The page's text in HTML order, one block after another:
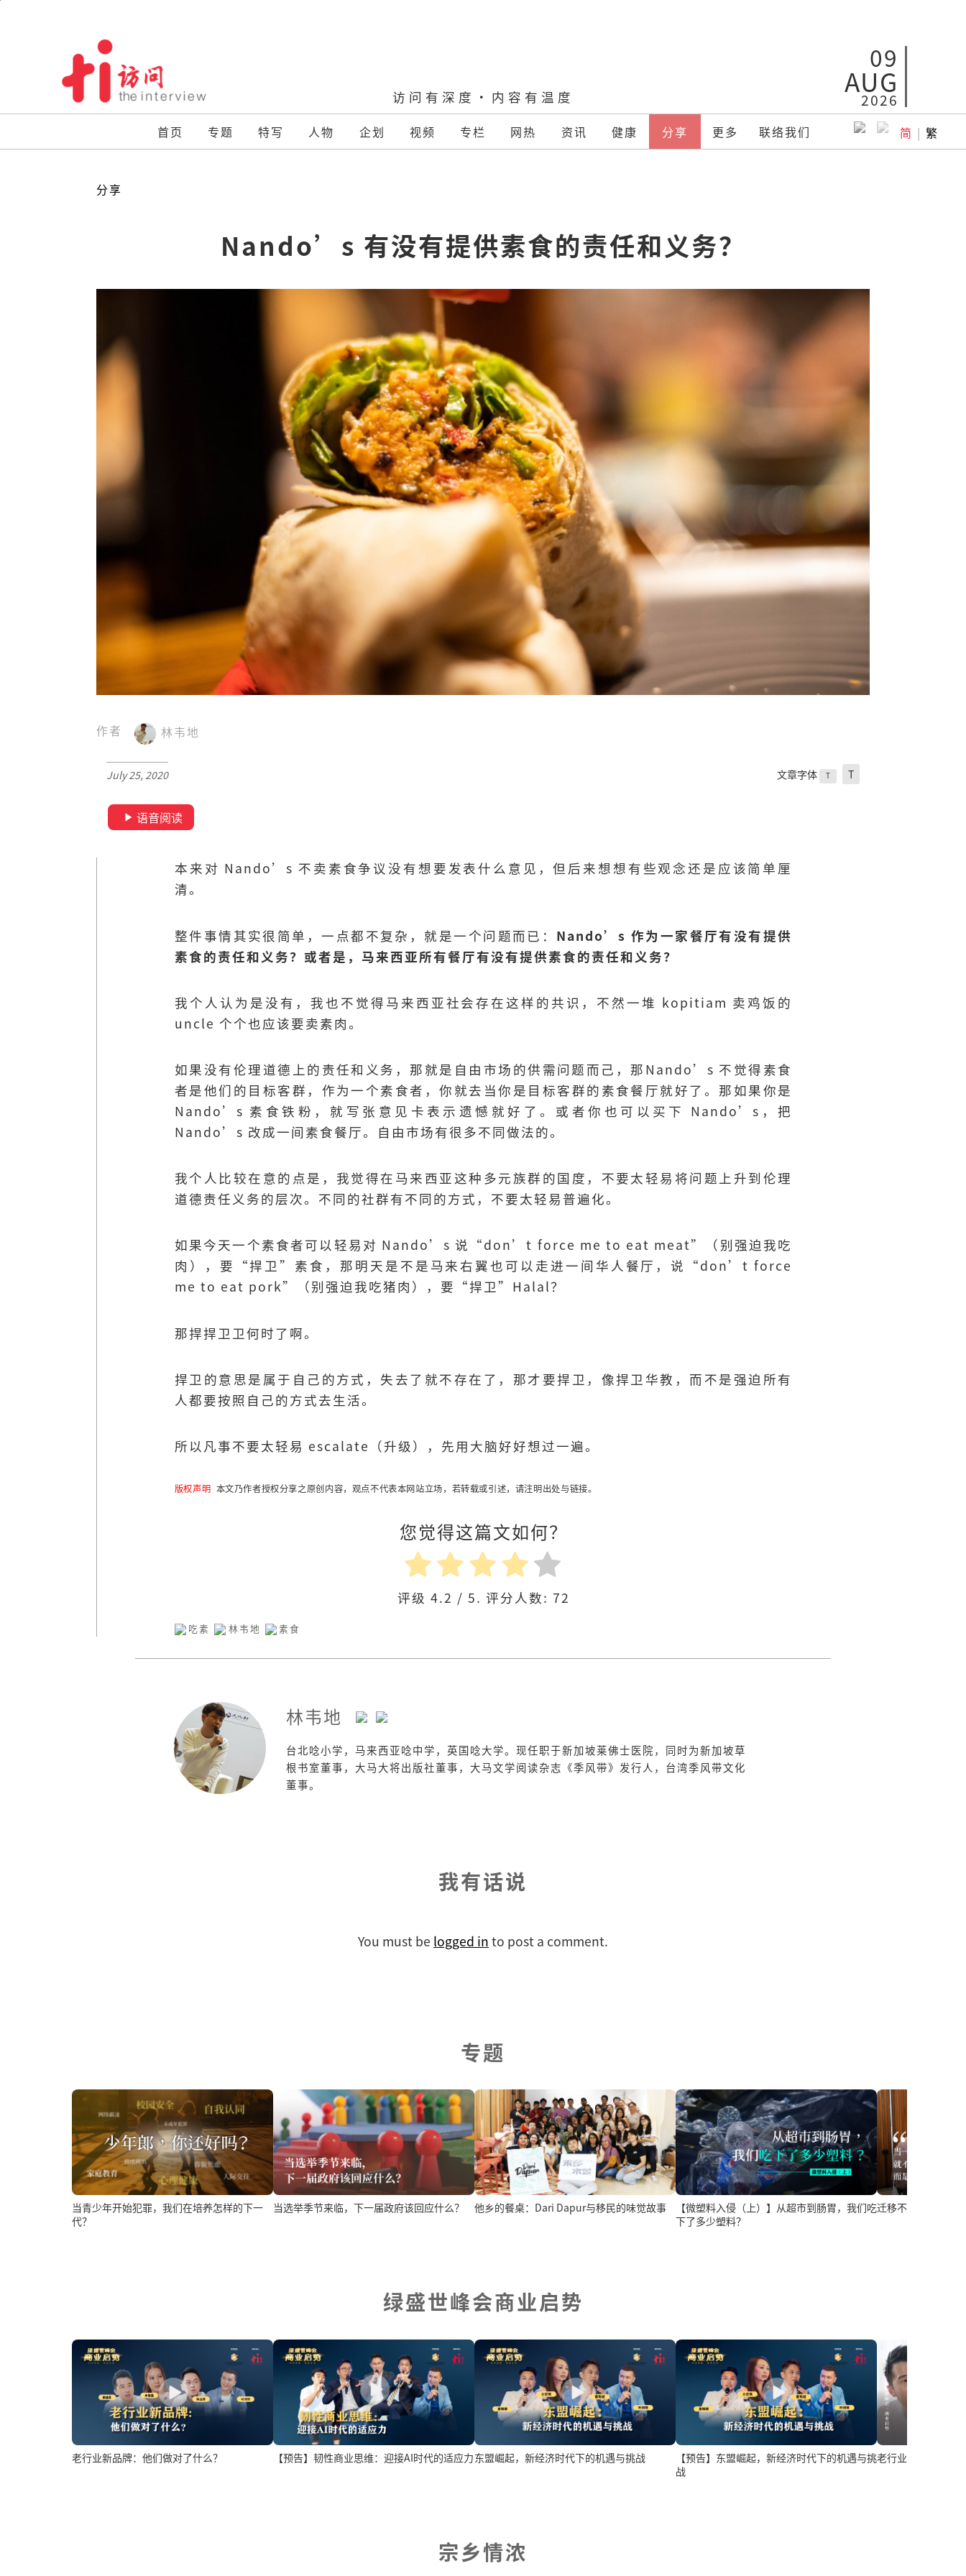
访问有深度·内容有温度
09
AUG
2026
首页 专题 特写 人物 企划 视频 专栏 网热 资讯 健康 分享 更多 联络我们 简 | 繁
分享
Nando’s 有没有提供素食的责任和义务？
作者 林韦地
July 25, 2020 文章字体 T T
语音阅读
本来对 Nando’s 不卖素食争议没有想要发表什么意见，但后来想想有些观念还是应该简单厘
清。
整件事情其实很简单，一点都不复杂，就是一个问题而已： Nando’s 作为一家餐厅有没有提供
素食的责任和义务？或者是，马来西亚所有餐厅有没有提供素食的责任和义务？
我个人认为是没有，我也不觉得马来西亚社会存在这样的共识，不然一堆 kopitiam 卖鸡饭的
uncle 个个也应该要卖素肉。
如果没有伦理道德上的责任和义务，那就是自由市场的供需问题而己，那Nando’s 不觉得素食
者是他们的目标客群，作为一个素食者，你就去当你是目标客群的素食餐厅就好了。那如果你是
Nando’s 素食铁粉，就写张意见卡表示遗憾就好了。或者你也可以买下 Nando’s，把
Nando’s 改成一间素食餐厅。自由市场有很多不同做法的。
我个人比较在意的点是，我觉得在马来西亚这种多元族群的国度，不要太轻易将问题上升到伦理
道德责任义务的层次。不同的社群有不同的方式，不要太轻易普遍化。
如果今天一个素食者可以轻易对 Nando’s 说“don’t force me to eat meat”（别强迫我吃
肉），要“捍卫”素食，那明天是不是马来右翼也可以走进一间华人餐厅，说“don’t force
me to eat pork”（别强迫我吃猪肉），要“捍卫”Halal？
那捍捍卫卫何时了啊。
捍卫的意思是属于自己的方式，失去了就不存在了，那才要捍卫，像捍卫华教，而不是强迫所有
人都要按照自己的方式去生活。
所以凡事不要太轻易 escalate（升级），先用大脑好好想过一遍。
版权声明 本文乃作者授权分享之原创内容，观点不代表本网站立场，若转载或引述，请注明出处与链接。
您觉得这篇文如何？
评级 4.2 / 5. 评分人数: 72
吃素 林韦地 素食
林韦地
台北唸小学，马来西亚唸中学，英国唸大学。现任职于新加坡莱佛士医院，同时为新加坡草
根书室董事，大马大将出版社董事，大马文学阅读杂志《季风带》发行人，台湾季风带文化
董事。
我有话说
You must be logged in to post a comment.
专题
当青少年开始犯罪，我们在培养怎样的下一
代？
当选举季节来临，下一届政府该回应什么？ 他乡的餐桌：Dari Dapur与移民的味觉故事
【微塑料入侵（上）】从超市到肠胃，我们吃
下了多少塑料？
迁移不是犯罪 外籍
绿盛世峰会商业启势
老行业新品牌：他们做对了什么？ 【预告】韧性商业思维：迎接AI时代的适应力东盟崛起，新经济时代下的机遇与挑战
【预告】东盟崛起，新经济时代下的机遇与挑
战
老行业新品牌：他
宗乡情浓